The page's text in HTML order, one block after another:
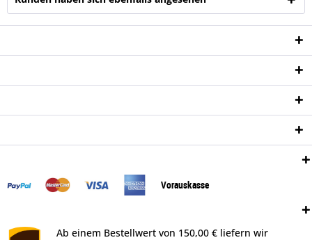
Vorauskasse
Ab einem Bestellwert von 150,00 € liefern wir